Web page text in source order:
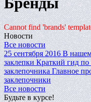
Cannot find 'brands'
Новости
Все новости
25 сентября 2016 В нашем
заклепки Краткий гид по
заклепочника Главное
заклепочники
Все новости
Будьте в курсе!